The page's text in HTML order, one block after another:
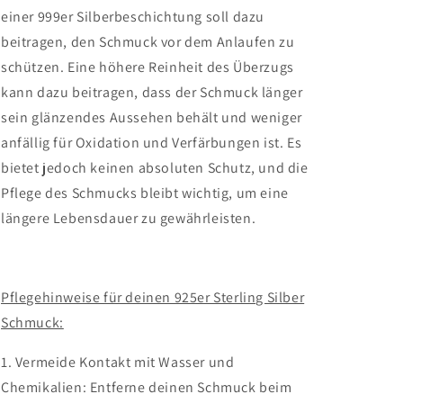
einer 999er Silberbeschichtung soll dazu
beitragen, den Schmuck vor dem Anlaufen zu
schützen. Eine höhere Reinheit des Überzugs
kann dazu beitragen, dass der Schmuck länger
sein glänzendes Aussehen behält und weniger
anfällig für Oxidation und Verfärbungen ist. Es
bietet jedoch keinen absoluten Schutz, und die
Pflege des Schmucks bleibt wichtig, um eine
längere Lebensdauer zu gewährleisten.
Pflegehinweise für deinen 925er Sterling Silber
Schmuck:
1. Vermeide Kontakt mit Wasser und
Chemikalien: Entferne deinen Schmuck beim